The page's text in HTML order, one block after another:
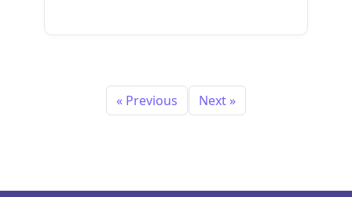
« Previous Next »